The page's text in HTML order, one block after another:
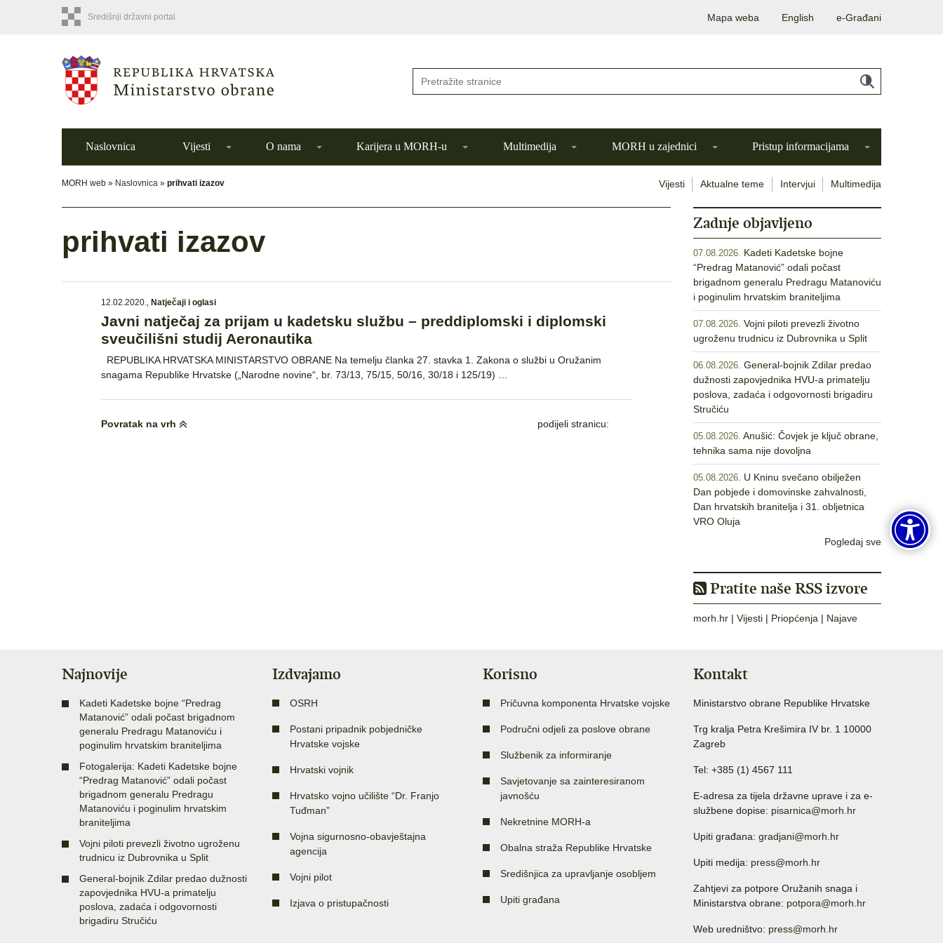
Središnji državni portal Mapa weba English e-Građani
Naslovnica Vijesti O nama Karijera u MORH-u Multimedija MORH u zajednici Pristup informacijama
MORH web » Naslovnica » prihvati izazov Vijesti Aktualne teme Intervjui Multimedija
prihvati izazov
12.02.2020., Natječaji i oglasi
Javni natječaj za prijam u kadetsku službu – preddiplomski i diplomski
sveučilišni studij Aeronautika
REPUBLIKA HRVATSKA MINISTARSTVO OBRANE Na temelju članka 27. stavka 1. Zakona o službi u Oružanim
snagama Republike Hrvatske („Narodne novine“, br. 73/13, 75/15, 50/16, 30/18 i 125/19) …
Povratak na vrh podijeli stranicu:
Zadnje objavljeno
07.08.2026. Kadeti Kadetske bojne
“Predrag Matanović” odali počast
brigadnom generalu Predragu Matanoviću
i poginulim hrvatskim braniteljima
07.08.2026. Vojni piloti prevezli životno
ugroženu trudnicu iz Dubrovnika u Split
06.08.2026. General-bojnik Zdilar predao
dužnosti zapovjednika HVU-a primatelju
poslova, zadaća i odgovornosti brigadiru
Stručiću
05.08.2026. Anušić: Čovjek je ključ obrane,
tehnika sama nije dovoljna
05.08.2026. U Kninu svečano obilježen
Dan pobjede i domovinske zahvalnosti,
Dan hrvatskih branitelja i 31. obljetnica
VRO Oluja
Pogledaj sve
Pratite naše RSS izvore
morh.hr | Vijesti | Priopćenja | Najave
Najnovije
Kadeti Kadetske bojne “Predrag
Matanović” odali počast brigadnom
generalu Predragu Matanoviću i
poginulim hrvatskim braniteljima
Fotogalerija: Kadeti Kadetske bojne
“Predrag Matanović” odali počast
brigadnom generalu Predragu
Matanoviću i poginulim hrvatskim
braniteljima
Vojni piloti prevezli životno ugroženu
trudnicu iz Dubrovnika u Split
General-bojnik Zdilar predao dužnosti
zapovjednika HVU-a primatelju
poslova, zadaća i odgovornosti
brigadiru Stručiću
Izdvajamo
OSRH
Postani pripadnik pobjedničke
Hrvatske vojske
Hrvatski vojnik
Hrvatsko vojno učilište “Dr. Franjo
Tuđman”
Vojna sigurnosno-obavještajna
agencija
Vojni pilot
Izjava o pristupačnosti
Korisno
Pričuvna komponenta Hrvatske vojske
Područni odjeli za poslove obrane
Službenik za informiranje
Savjetovanje sa zainteresiranom
javnošću
Nekretnine MORH-a
Obalna straža Republike Hrvatske
Središnjica za upravljanje osobljem
Upiti građana
Kontakt
Ministarstvo obrane Republike Hrvatske
Trg kralja Petra Krešimira IV br. 1 10000
Zagreb
Tel: +385 (1) 4567 111
E-adresa za tijela državne uprave i za e-
službene dopise: pisarnica@morh.hr
Upiti građana: gradjani@morh.hr
Upiti medija: press@morh.hr
Zahtjevi za potpore Oružanih snaga i
Ministarstva obrane: potpora@morh.hr
Web uredništvo: press@morh.hr